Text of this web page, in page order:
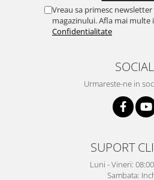
Vreau sa primesc
magazinului. Afla mai multe
Confidentialitate
SOCIAL
Urmareste-ne in
SUPORT
Luni - Vineri:
Sambata: